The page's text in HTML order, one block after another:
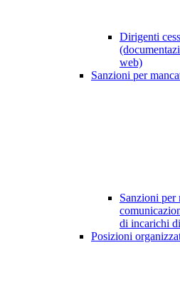
Dirigenti
web)
Sanzioni per
Sanzioni per
di incarichi
Posizioni